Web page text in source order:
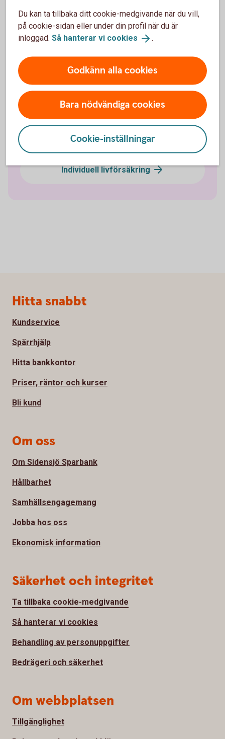
Pensionssparande
Sjukförsäkring företag
Olycksfallsförsäkring
Vårdförsäkring företag
Individuell livförsäkring
Du kan ta tillbaka ditt cookie-medgivande när du vill,
på cookie-sidan eller under din profil när du är
inloggad. Så hanterar vi cookies .
Godkänn alla cookies
Bara nödvändiga cookies
Cookie-inställningar
Sidfot
Hitta snabbt
Kundservice
Spärrhjälp
Hitta bankkontor
Priser, räntor och kurser
Bli kund
Om oss
Om Sidensjö Sparbank
Hållbarhet
Samhällsengagemang
Jobba hos oss
Ekonomisk information
Säkerhet och integritet
Ta tillbaka cookie-medgivande
Så hanterar vi cookies
Behandling av personuppgifter
Bedrägeri och säkerhet
Om webbplatsen
Tillgänglighet